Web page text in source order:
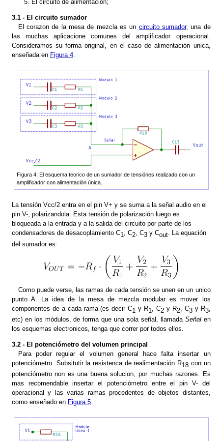
El circuito de alimentación;
3.1 - El circuito sumador
El corazon de la mesa de mezcla es un circuito sumador, una de
las muchas aplicacione comunes del amplificador operacional.
Consideramos su forma original, en el caso de alimentación unica,
enseñada en Figura 4.
Figura 4: El esquema teorico de un sumador de tensiónes realizado con un
amplificador con alimentación única.
La tensión Vcc/2 entra en el pin V+ y se suma a la señal audio en el
pin V-, polarizandola. Esta tensión de polarización luego es
bloqueada a la entrada y a la salida del circuito por parte de los
condensadores de desacoplamiento C1 , C2, C3y Cout. La equación
del sumador es:
Como puede verse, las ramas de cada tensión se unen en un unico
punto A. La idea de la mesa de mezcla modular es mover los
componentes de a cada rama (es decir C1 y R1 , C2 y R2, C3y R3,
etc) en los módulos, de forma que una sola señal, llamada Señalen
los esquemas electronicos, tenga que correr por todos ellos.
3.2 - El potenciómetro del volumen principal
Para poder regular el volumen general hace falta insertar un
potenciómetro. Subsitutir la resistenca de realimentación R18 con un
potenciómetro non es una buena solucion, por muchas razones. Es
mas recomendable insertar el potenciómetro entre el pin V- del
operacional y las varias ramas procedentes de objetos distantes,
como enseñado en Figura 5.